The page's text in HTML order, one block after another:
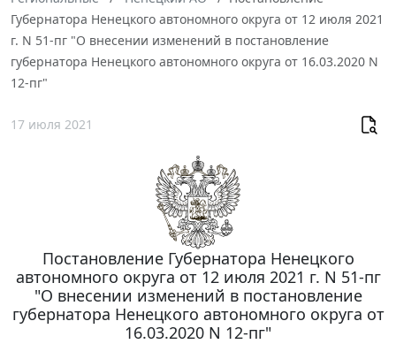
Губернатора Ненецкого автономного округа от 12 июля 2021
г. N 51-пг "О внесении изменений в постановление
губернатора Ненецкого автономного округа от 16.03.2020 N
12-пг"
17 июля 2021
Постановление Губернатора Ненецкого
автономного округа от 12 июля 2021 г. N 51-пг
"О внесении изменений в постановление
губернатора Ненецкого автономного округа от
16.03.2020 N 12-пг"